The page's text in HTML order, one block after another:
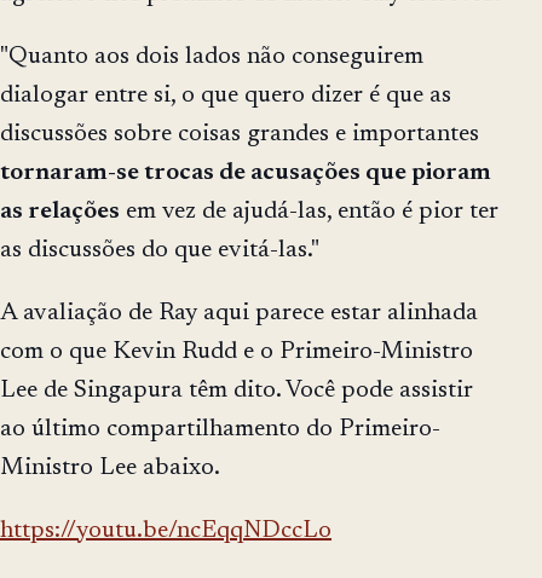
"Quanto aos dois lados não conseguirem
dialogar entre si, o que quero dizer é que as
discussões sobre coisas grandes e importantes
tornaram-se trocas de acusações que pioram
as relações em vez de ajudá-las, então é pior ter
as discussões do que evitá-las."
A avaliação de Ray aqui parece estar alinhada
com o que Kevin Rudd e o Primeiro-Ministro
Lee de Singapura têm dito. Você pode assistir
ao último compartilhamento do Primeiro-
Ministro Lee abaixo.
https://youtu.be/ncEqqNDccLo